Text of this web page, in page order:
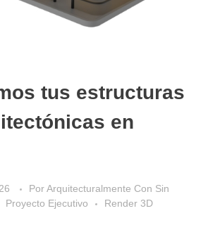
tus estructuras
en
PorArquitecturalmente Con Sin
Proyecto Ejecutivo Render 3D